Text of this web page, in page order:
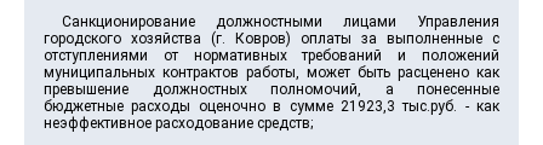
Санкционирование должностными лицами Управления
городского хозяйства (г. Ковров) оплаты за выполненные с
отступлениями от нормативных требований и положений
муниципальных контрактов работы, может быть расценено как
превышение должностных полномочий, а понесенные
бюджетные расходы оценочно в сумме 21923,3 тыс.руб. - как
неэффективное расходование средств;